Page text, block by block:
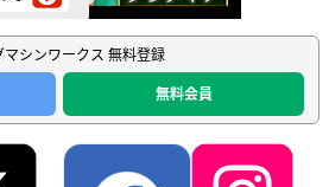
マシンワークス 無料登録
無料会員